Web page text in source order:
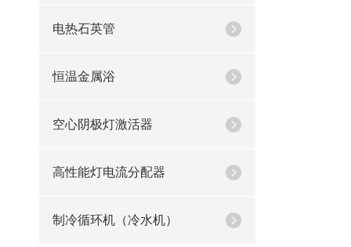
电热石英管
恒温金属浴
空心阴极灯激活器
高性能灯电流分配器
制冷循环机（冷水机）